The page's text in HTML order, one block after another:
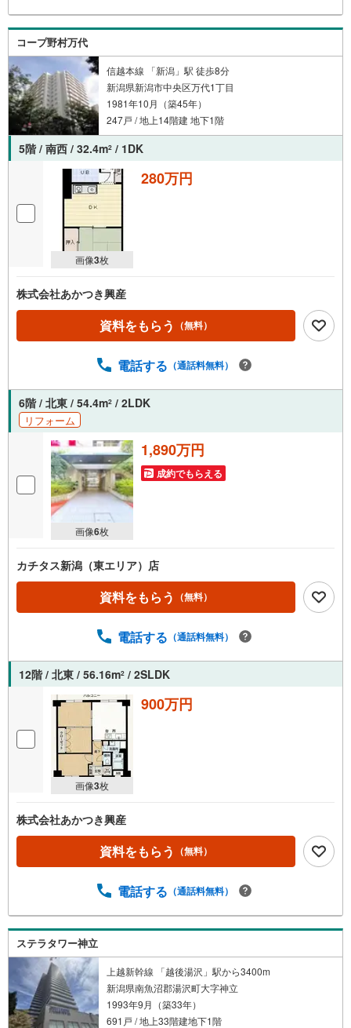
コープ野村万代
信越本線 「新潟」駅 徒歩8分
新潟県新潟市中央区万代1丁目
1981年10月（築45年）
247戸 / 地上14階建 地下1階
5階 / 南西 / 32.4m2 / 1DK
画像3枚
280万円
株式会社あかつき興産
資料をもらう （無料）
電話する （通話料無料）
6階 / 北東 / 54.4m2 / 2LDK
リフォーム
画像6枚
1,890万円
成約でもらえる
カチタス新潟（東エリア）店
資料をもらう （無料）
電話する （通話料無料）
12階 / 北東 / 56.16m2 / 2SLDK
画像3枚
900万円
株式会社あかつき興産
資料をもらう （無料）
電話する （通話料無料）
ステラタワー神立
上越新幹線 「越後湯沢」駅から3400m
新潟県南魚沼郡湯沢町大字神立
1993年9月（築33年）
691戸 / 地上33階建地下1階